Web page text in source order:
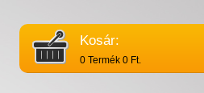
Kosár:
0 Termék 0 Ft.